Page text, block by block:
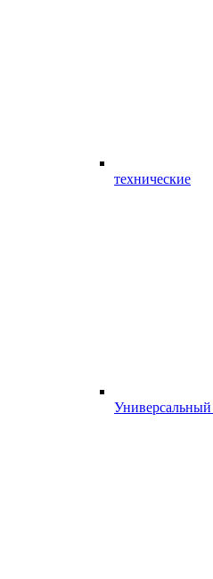
технические
Универсальный